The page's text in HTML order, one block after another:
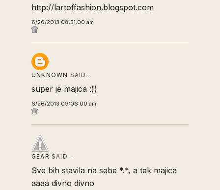
http://lartoffashion.blogspot.com
6/26/2013 08:51:00 am
UNKNOWN SAID…
super je majica :))
6/26/2013 09:06:00 am
GEAR SAID…
Sve bih stavila na sebe *.*, a tek majica
aaaa divno divno